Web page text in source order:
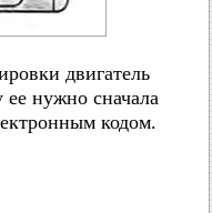
двигатель
нужно сначала
кодом.